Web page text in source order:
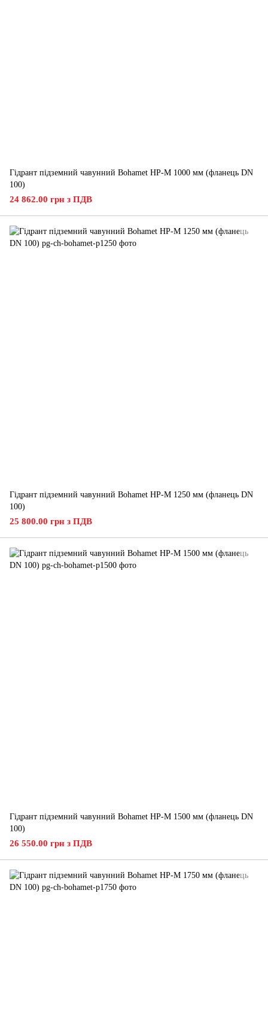
Гідрант підземний чавунний Bohamet HP-M 1000 мм (фланець DN
100)
24 862.00 грн з ПДВ
Гідрант підземний чавунний Bohamet HP-M 1250 мм (фланець DN
100)
25 800.00 грн з ПДВ
Гідрант підземний чавунний Bohamet HP-M 1500 мм (фланець DN
100)
26 550.00 грн з ПДВ